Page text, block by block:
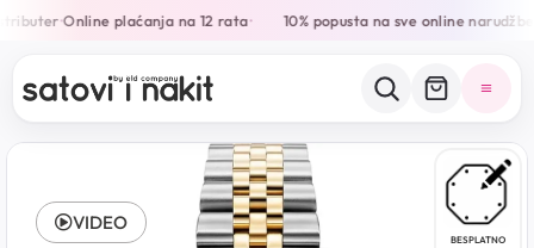
•Online plaćanja na 12 rata• 10% popusta na sve online narudžbe
BESPLATNO
VIDEO